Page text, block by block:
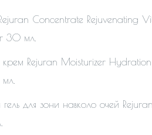
Concentrate Rejuvenating
30 мл.
Rejuran Moisturizer Hydration
гель для зони навколо очей